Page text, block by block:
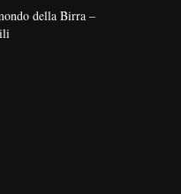
della Birra –